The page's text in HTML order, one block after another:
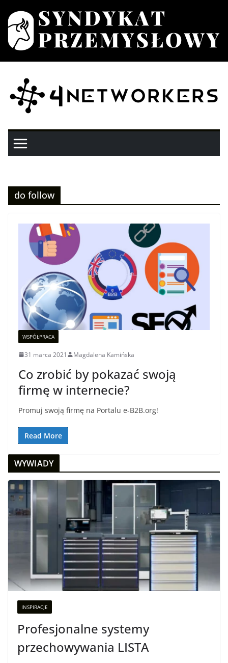
do
treści
do follow
WSPÓŁPRACA
31 marca 2021 Magdalena Kamińska
Co zrobić by pokazać swoją
firmę w internecie?
Promuj swoją firmę na Portalu e-B2B.org!
Read More
WYWIADY
INSPIRACJE
Profesjonalne systemy
przechowywania LISTA